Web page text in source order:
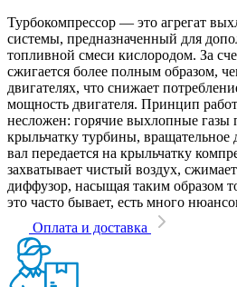
Турбокомпрессор — это агрегат
системы, предназначенный для
топливной смеси кислородом. За
сжигается более полным образом,
двигателях, что снижает
мощность двигателя. Принцип
несложен: горячие выхлопные газы
крыльчатку турбины, вращательное
вал передается на крыльчатку
захватывает чистый воздух,
диффузор, насыщая таким образом
это часто бывает, есть много
Оплата и доставка